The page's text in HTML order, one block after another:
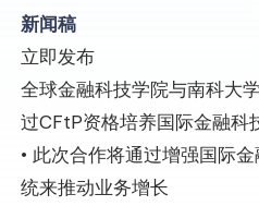
新闻稿
立即发布
全球金融科技学院与南科大
过CFtP资格培养国际金融科
• 此次合作将通过增强国际
统来推动业务增长